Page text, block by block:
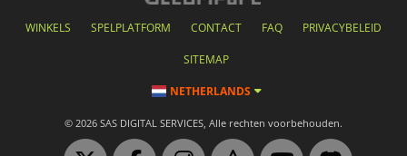
WINKELS SPELPLATFORM CONTACT FAQ PRIVACYBELEID
SITEMAP
NETHERLANDS
© 2026 SAS DIGITAL SERVICES, Alle rechten voorbehouden.